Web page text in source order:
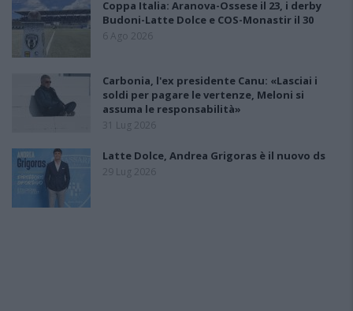
Coppa Italia: Aranova-Ossese il 23, i derby
Budoni-Latte Dolce e COS-Monastir il 30
6 Ago 2026
Carbonia, l'ex presidente Canu: «Lasciai i
soldi per pagare le vertenze, Meloni si
assuma le responsabilità»
31 Lug 2026
Latte Dolce, Andrea Grigoras è il nuovo ds
29 Lug 2026